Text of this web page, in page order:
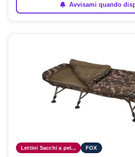
Avvisami quando
Lettini Sacchi a pel... FOX